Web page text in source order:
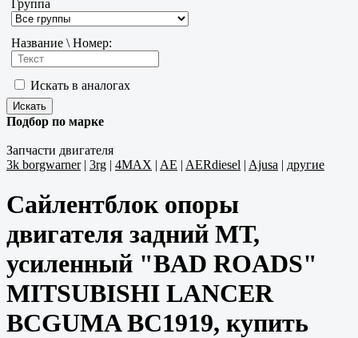
Группа
Название \ Номер:
Искать в аналогах
Подбор по марке
Запчасти двигателя
3k borgwarner| 3rg | 4MAX | AE | AERdiesel | Ajusa | другие
Сайлентблок опоры
двигателя задний МТ,
усиленный "BAD ROADS"
MITSUBISHI LANCER
BCGUMA BC1919, купить